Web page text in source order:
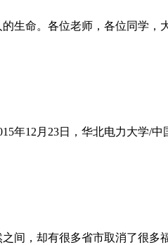
生命。各位老师，各位同学，
年12月23日，华北电力大学/
间，却有很多省市取消了很多